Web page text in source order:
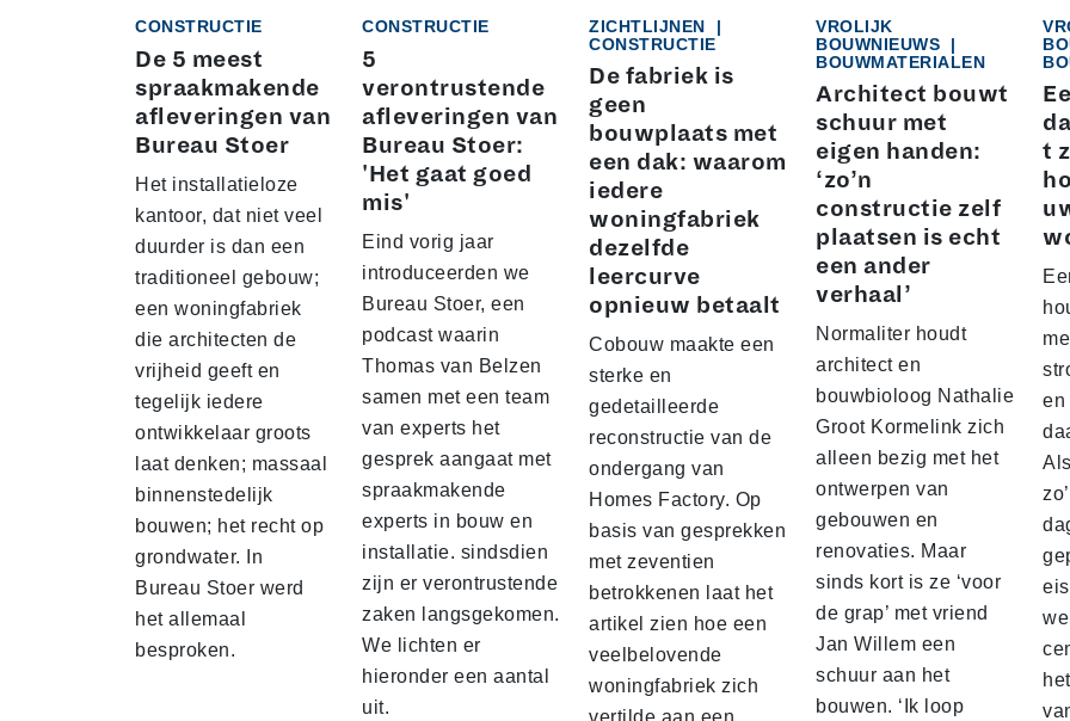
CONSTRUCTIE
De 5 meest
spraakmakende
afleveringen van
Bureau Stoer
Het installatieloze
kantoor, dat niet veel
duurder is dan een
traditioneel gebouw;
een woningfabriek
die architecten de
vrijheid geeft en
tegelijk iedere
ontwikkelaar groots
laat denken; massaal
binnenstedelijk
bouwen; het recht op
grondwater. In
Bureau Stoer werd
het allemaal
besproken.
CONSTRUCTIE
5
verontrustende
afleveringen van
Bureau Stoer:
'Het gaat goed
mis'
Eind vorig jaar
introduceerden we
Bureau Stoer, een
podcast waarin
Thomas van Belzen
samen met een team
van experts het
gesprek aangaat met
spraakmakende
experts in bouw en
installatie. sindsdien
zijn er verontrustende
zaken langsgekomen.
We lichten er
hieronder een aantal
uit.
ZICHTLIJNEN
|
CONSTRUCTIE
De fabriek is
geen
bouwplaats met
een dak: waarom
iedere
woningfabriek
dezelfde
leercurve
opnieuw betaalt
Cobouw maakte een
sterke en
gedetailleerde
reconstructie van de
ondergang van
Homes Factory. Op
basis van gesprekken
met zeventien
betrokkenen laat het
artikel zien hoe een
veelbelovende
woningfabriek zich
vertilde aan een
VROLIJK
BOUWNIEUWS
|
BOUWMATERIALEN
Architect bouwt
schuur met
eigen handen:
‘zo’n
constructie zelf
plaatsen is echt
een ander
verhaal’
Normaliter houdt
architect en
bouwbioloog Nathalie
Groot Kormelink zich
alleen bezig met het
ontwerpen van
gebouwen en
renovaties. Maar
sinds kort is ze ‘voor
de grap’ met vriend
Jan Willem een
schuur aan het
bouwen. ‘Ik loop
t
en